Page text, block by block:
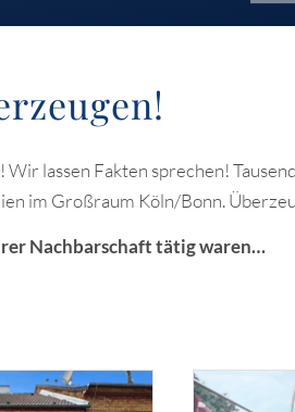
lassen Fakten sprechen!
im Großraum Köln/Bonn.
Nachbarschaft tätig waren…